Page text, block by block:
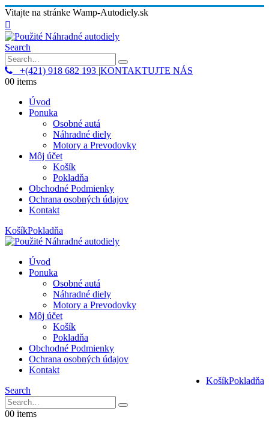
Vitajte na stránke Wamp-Autodiely.sk
Search
+(421) 918 682 193 |KONTAKTUJTE NÁS
00 items
Úvod
Ponuka
Osobné autá
Náhradné diely
Motory a Prevodovky
Môj účet
Košík
Pokladňa
Obchodné Podmienky
Ochrana osobných údajov
Kontakt
KošíkPokladňa
Úvod
Ponuka
Osobné autá
Náhradné diely
Motory a Prevodovky
Môj účet
Košík
Pokladňa
Obchodné Podmienky
Ochrana osobných údajov
Kontakt
KošíkPokladňa
Search
00 items